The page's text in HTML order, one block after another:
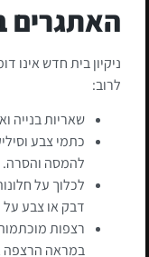
האתגרים
ניקיון בית חדש אינו
לרוב:
שאריות בנייה
כתמי צבע
להמסה והסרה.
לכלוך על
דבק או צבע על
רצפות
במראה הרצפה